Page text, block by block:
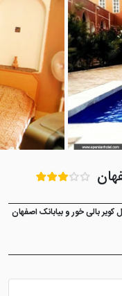
کویر بالی خور و بیابانک اصفهان